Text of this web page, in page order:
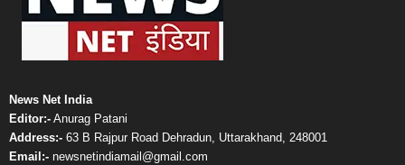
News Net India
Editor:- Anurag Patani
Address:- 63 B Rajpur Road Dehradun, Uttarakhand, 248001
Email:- newsnetindiamail@gmail.com